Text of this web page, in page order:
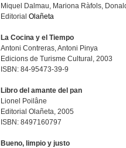
Miquel Dalmau, Mariona Ràfols,
Editorial Olañeta
La Cocina y el Tiempo
Antoni Contreras, Antoni Pinya
Edicions de Turisme Cultural, 2003
ISBN: 84-95473-39-9
Libro del amante del pan
Lionel Poilâne
Editorial Olañeta, 2005
ISBN: 8497160797
Bueno, limpio y justo